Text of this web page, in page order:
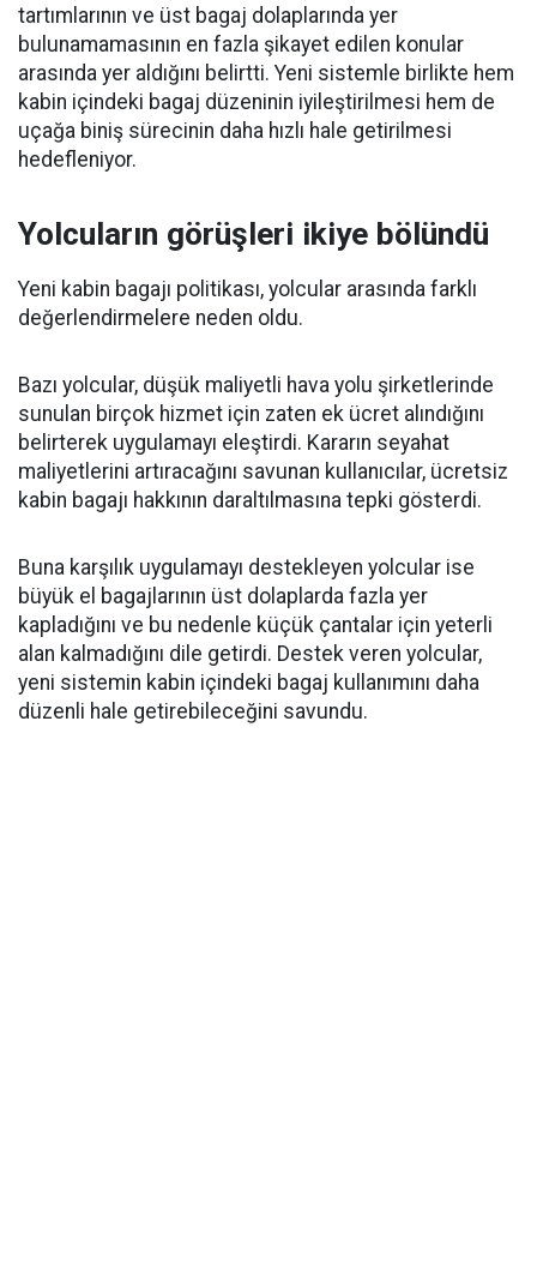
tartımlarının ve üst bagaj dolaplarında yer
bulunamamasının en fazla şikayet edilen konular
arasında yer aldığını belirtti. Yeni sistemle birlikte hem
kabin içindeki bagaj düzeninin iyileştirilmesi hem de
uçağa biniş sürecinin daha hızlı hale getirilmesi
hedefleniyor.
Yolcuların görüşleri ikiye bölündü
Yeni kabin bagajı politikası, yolcular arasında farklı
değerlendirmelere neden oldu.
Bazı yolcular, düşük maliyetli hava yolu şirketlerinde
sunulan birçok hizmet için zaten ek ücret alındığını
belirterek uygulamayı eleştirdi. Kararın seyahat
maliyetlerini artıracağını savunan kullanıcılar, ücretsiz
kabin bagajı hakkının daraltılmasına tepki gösterdi.
Buna karşılık uygulamayı destekleyen yolcular ise
büyük el bagajlarının üst dolaplarda fazla yer
kapladığını ve bu nedenle küçük çantalar için yeterli
alan kalmadığını dile getirdi. Destek veren yolcular,
yeni sistemin kabin içindeki bagaj kullanımını daha
düzenli hale getirebileceğini savundu.